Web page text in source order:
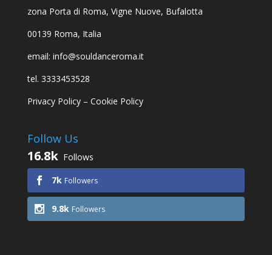
zona Porta di Roma, Vigne Nuove, Bufalotta
00139 Roma, Italia
email: info@souldanceroma.it
tel. 3333453528
Privacy Policy– Cookie Policy
Follow Us
16.8k Follows
7k Followers
9.8k Followers